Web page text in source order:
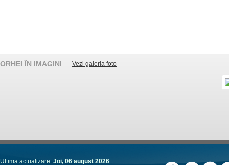
ORHEI ÎN IMAGINI Vezi galeria foto
Ultima actualizare: Joi, 06 august 2026